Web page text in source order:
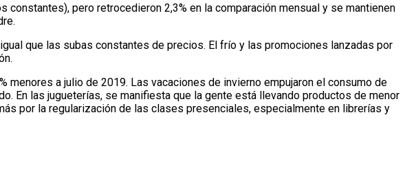
pero retrocedieron 2,3% en la comparación mensual y se mantienen
que las subas constantes de precios. El frío y las promociones lanzadas por
a julio de 2019. Las vacaciones de invierno empujaron el consumo de
En las jugueterías, se manifiesta que la gente está llevando productos de menor
por la regularización de las clases presenciales, especialmente en librerías y